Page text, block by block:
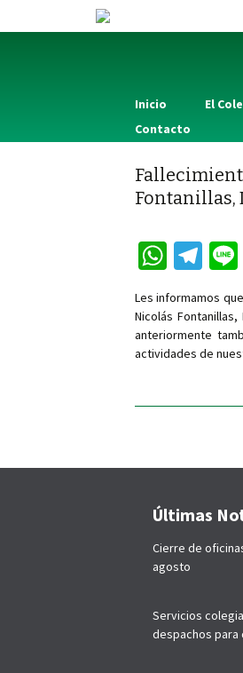
Inicio El
Contacto
Fontanillas,
W
h
at
sA
p
p
Te
gr
a
m
Les informamos
Nicolás
anteriormente
actividades de
Últimas
Cierre de
agosto
Servicios
despachos para